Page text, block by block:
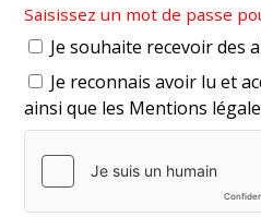
Saisissez un mot de passe
Je souhaite recevoir des
Je reconnais avoir lu et
ainsi que les Mentions